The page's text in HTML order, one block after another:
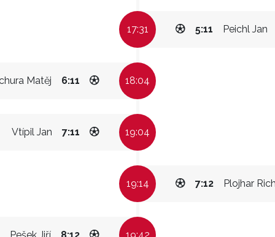
17:31 Peichl Jan
5:11
Matěj 6:11 18:04
Vtípil Jan 7:11 19:04
19:14 Plojhar
7:12